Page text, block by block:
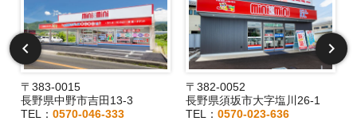
〒383-0015
長野県中野市吉田13-3
TEL： 0570-046-333
〒382-0052
長野県須坂市大字塩川26-1
TEL：0570-023-636